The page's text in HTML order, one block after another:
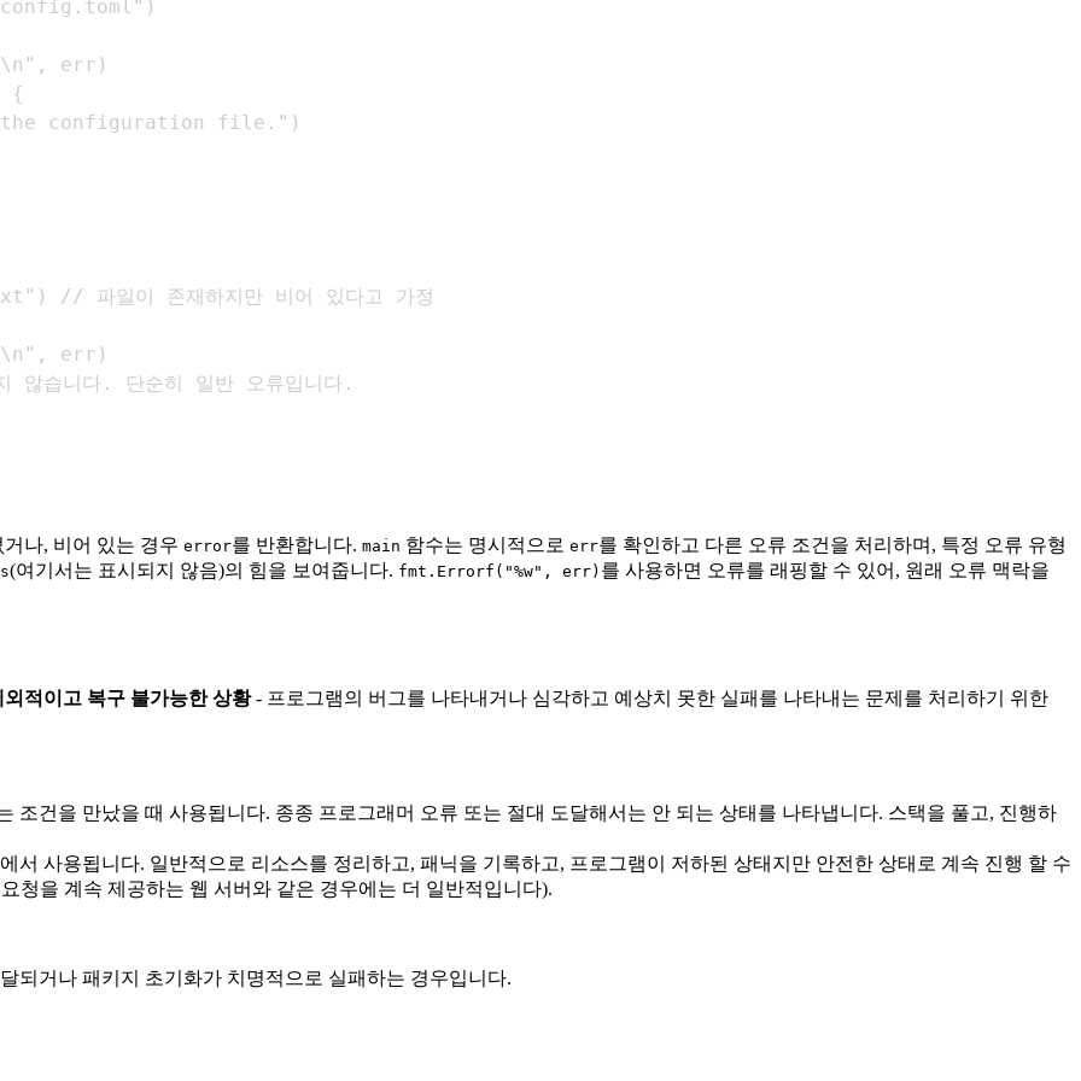
나, 비어 있는 경우 error를 반환합니다. main 함수는 명시적으로 err를 확인하고 다른 오류 조건을 처리하며, 특정 오류 유형
(여기서는 표시되지 않음)의 힘을 보여줍니다. fmt.Errorf("%w", err) 를 사용하면 오류를 래핑할 수 있어, 원래 오류 맥락을
외적이고 복구 불가능한 상황- 프로그램의 버그를 나타내거나 심각하고 예상치 못한 실패를 나타내는 문제를 처리하기 위한
조건을 만났을 때 사용됩니다. 종종 프로그래머 오류 또는 절대 도달해서는 안 되는 상태를 나타냅니다. 스택을 풀고, 진행하
서 사용됩니다. 일반적으로 리소스를 정리하고, 패닉을 기록하고, 프로그램이 저하된 상태지만 안전한 상태로 계속 진행 할 수
청을 계속 제공하는 웹 서버와 같은 경우에는 더 일반적입니다).
되거나 패키지 초기화가 치명적으로 실패하는 경우입니다.